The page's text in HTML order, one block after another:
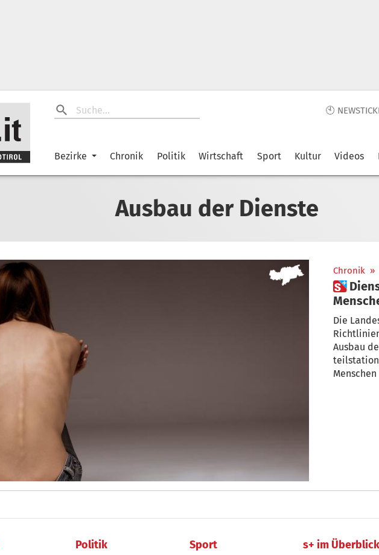
🕙
Bezirke Chronik Politik Wirtschaft Sport Kultur Videos
Ausbau der Dienste
Chronik »
 Dienste für Betreuung von
werden
Die
Ausbau
Politik Sport s+ im Überblick